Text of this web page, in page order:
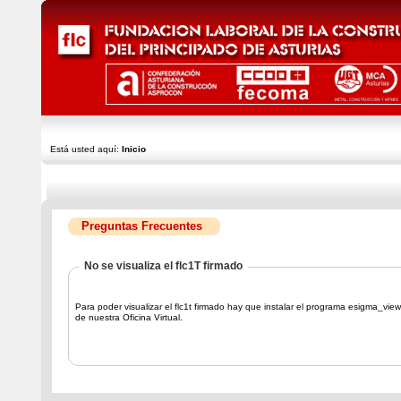
Está usted aquí: Inicio
Preguntas Frecuentes
No se visualiza el flc1T firmado
Para poder visualizar el flc1t firmado hay que instalar el programa
de nuestra Oficina Virtual.